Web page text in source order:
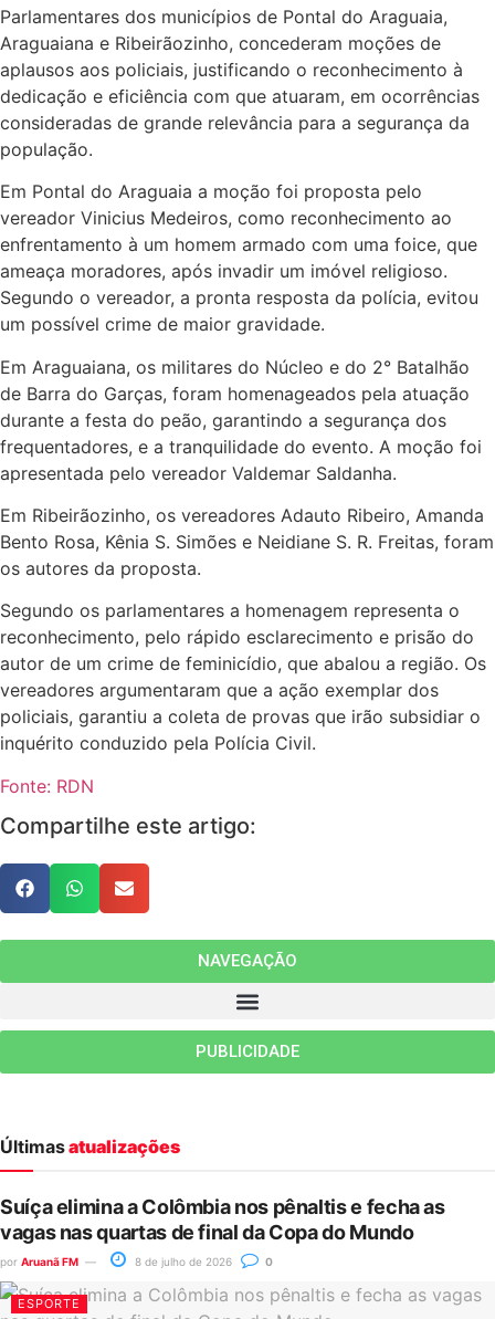
Parlamentares dos municípios de Pontal do Araguaia,
Araguaiana e Ribeirãozinho, concederam moções de
aplausos aos policiais, justificando o reconhecimento à
dedicação e eficiência com que atuaram, em ocorrências
consideradas de grande relevância para a segurança da
população.
Em Pontal do Araguaia a moção foi proposta pelo
vereador Vinicius Medeiros, como reconhecimento ao
enfrentamento à um homem armado com uma foice, que
ameaça moradores, após invadir um imóvel religioso.
Segundo o vereador, a pronta resposta da polícia, evitou
um possível crime de maior gravidade.
Em Araguaiana, os militares do Núcleo e do 2° Batalhão
de Barra do Garças, foram homenageados pela atuação
durante a festa do peão, garantindo a segurança dos
frequentadores, e a tranquilidade do evento. A moção foi
apresentada pelo vereador Valdemar Saldanha.
Em Ribeirãozinho, os vereadores Adauto Ribeiro, Amanda
Bento Rosa, Kênia S. Simões e Neidiane S. R. Freitas, foram
os autores da proposta.
Segundo os parlamentares a homenagem representa o
reconhecimento, pelo rápido esclarecimento e prisão do
autor de um crime de feminicídio, que abalou a região. Os
vereadores argumentaram que a ação exemplar dos
policiais, garantiu a coleta de provas que irão subsidiar o
inquérito conduzido pela Polícia Civil.
Fonte: RDN
Compartilhe este artigo:
NAVEGAÇÃO
PUBLICIDADE
Últimasatualizações
Suíça elimina a Colômbia nos pênaltis e fecha as
vagas nas quartas de final da Copa do Mundo
por Aruanã FM 8 de julho de 2026 0
ESPORTE